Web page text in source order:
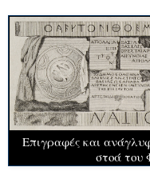
Επιγραφές και
στοά του